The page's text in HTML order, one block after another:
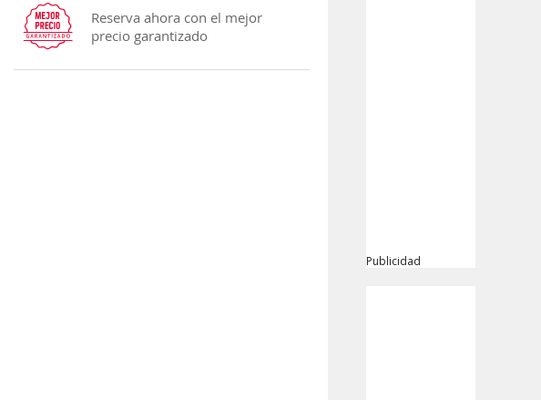
Reserva ahora con el mejor
precio garantizado
Publicidad